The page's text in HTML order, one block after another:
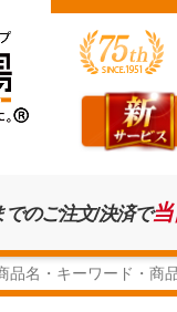
でのご注文/決済で当